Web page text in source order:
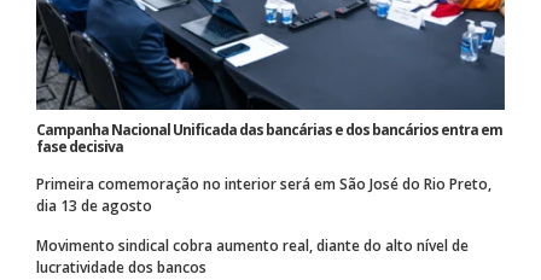
Campanha Nacional Unificada das bancárias e dos bancários entra em
fase decisiva
Primeira comemoração no interior será em São José do Rio Preto,
dia 13 de agosto
Movimento sindical cobra aumento real, diante do alto nível de
lucratividade dos bancos